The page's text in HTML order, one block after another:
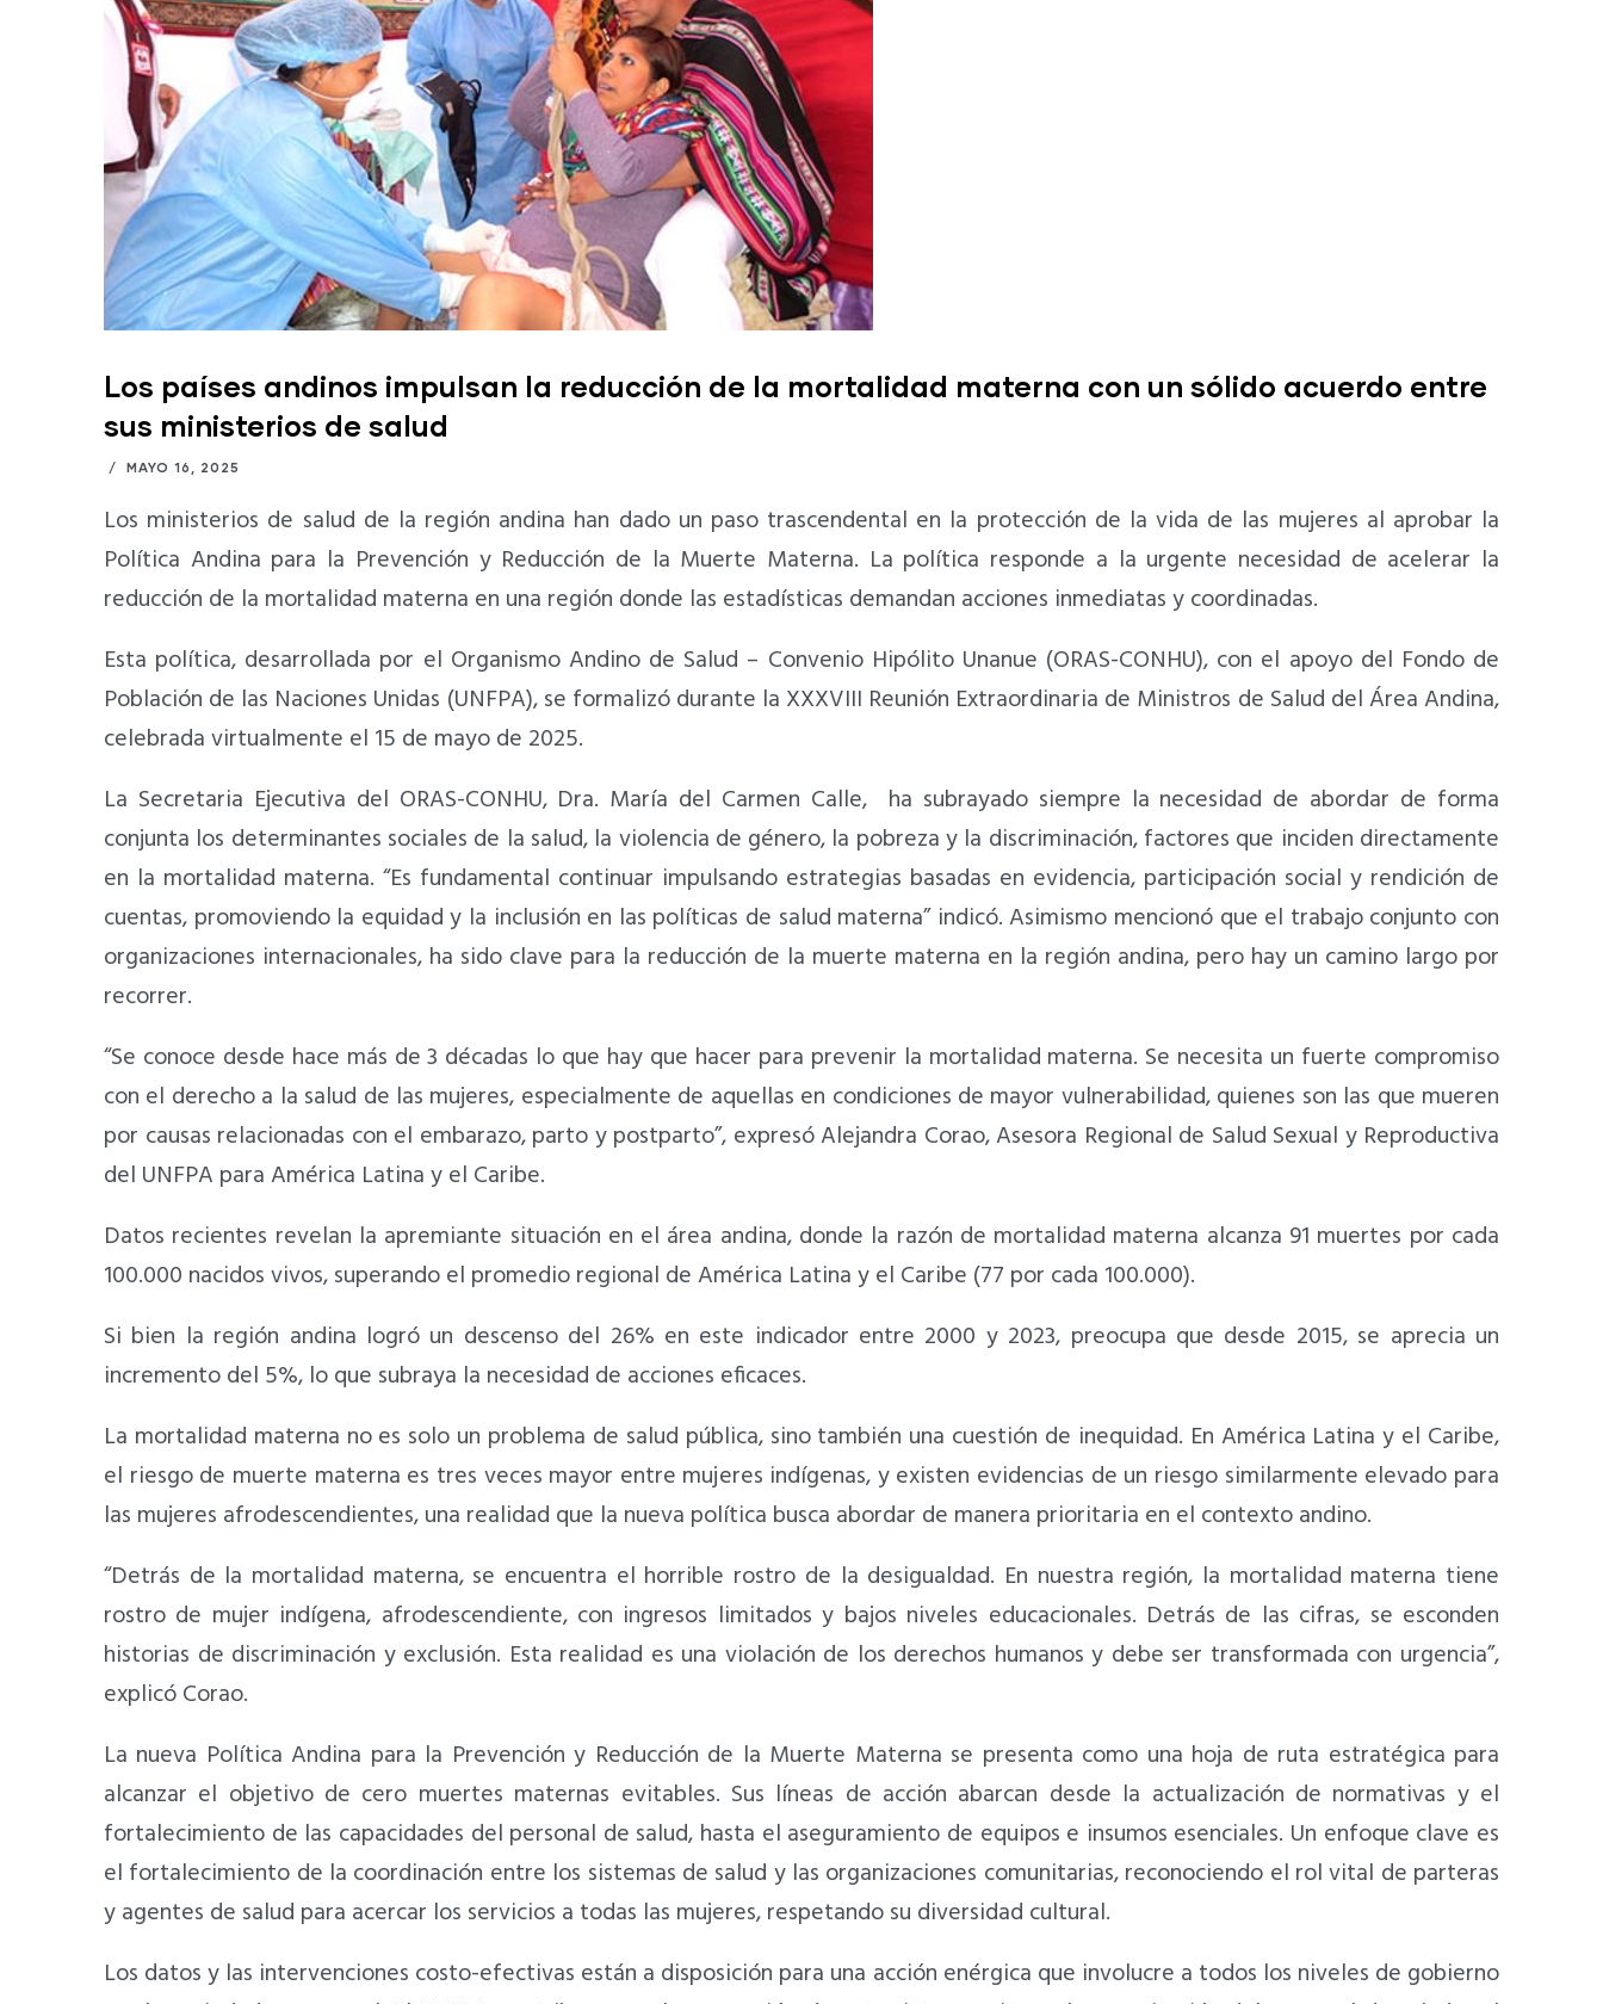
Los países andinos impulsan la reducción de la mortalidad materna con un sólido acuerdo entre
sus ministerios de salud
/ MAYO 16, 2025
Los ministerios de salud de la región andina han dado un paso trascendental en la protección de la vida de las mujeres al aprobar la
Política Andina para la Prevención y Reducción de la Muerte Materna. La política responde a la urgente necesidad de acelerar la
reducción de la mortalidad materna en una región donde las estadísticas demandan acciones inmediatas y coordinadas.
Esta política, desarrollada por el Organismo Andino de Salud – Convenio Hipólito Unanue (ORAS-CONHU), con el apoyo del Fondo de
Población de las Naciones Unidas (UNFPA), se formalizó durante la XXXVIII Reunión Extraordinaria de Ministros de Salud del Área Andina,
celebrada virtualmente el 15 de mayo de 2025.
La Secretaria Ejecutiva del ORAS-CONHU, Dra. María del Carmen Calle, ha subrayado siempre la necesidad de abordar de forma
conjunta los determinantes sociales de la salud, la violencia de género, la pobreza y la discriminación, factores que inciden directamente
en la mortalidad materna. “Es fundamental continuar impulsando estrategias basadas en evidencia, participación social y rendición de
cuentas, promoviendo la equidad y la inclusión en las políticas de salud materna” indicó. Asimismo mencionó que el trabajo conjunto con
organizaciones internacionales, ha sido clave para la reducción de la muerte materna en la región andina, pero hay un camino largo por
recorrer.
“Se conoce desde hace más de 3 décadas lo que hay que hacer para prevenir la mortalidad materna. Se necesita un fuerte compromiso
con el derecho a la salud de las mujeres, especialmente de aquellas en condiciones de mayor vulnerabilidad, quienes son las que mueren
por causas relacionadas con el embarazo, parto y postparto”, expresó Alejandra Corao, Asesora Regional de Salud Sexual y Reproductiva
del UNFPA para América Latina y el Caribe.
Datos recientes revelan la apremiante situación en el área andina, donde la razón de mortalidad materna alcanza 91 muertes por cada
100.000 nacidos vivos, superando el promedio regional de América Latina y el Caribe (77 por cada 100.000).
Si bien la región andina logró un descenso del 26% en este indicador entre 2000 y 2023, preocupa que desde 2015, se aprecia un
incremento del 5%, lo que subraya la necesidad de acciones eficaces.
La mortalidad materna no es solo un problema de salud pública, sino también una cuestión de inequidad. En América Latina y el Caribe,
el riesgo de muerte materna es tres veces mayor entre mujeres indígenas, y existen evidencias de un riesgo similarmente elevado para
las mujeres afrodescendientes, una realidad que la nueva política busca abordar de manera prioritaria en el contexto andino.
“Detrás de la mortalidad materna, se encuentra el horrible rostro de la desigualdad. En nuestra región, la mortalidad materna tiene
rostro de mujer indígena, afrodescendiente, con ingresos limitados y bajos niveles educacionales. Detrás de las cifras, se esconden
historias de discriminación y exclusión. Esta realidad es una violación de los derechos humanos y debe ser transformada con urgencia”,
explicó Corao.
La nueva Política Andina para la Prevención y Reducción de la Muerte Materna se presenta como una hoja de ruta estratégica para
alcanzar el objetivo de cero muertes maternas evitables. Sus líneas de acción abarcan desde la actualización de normativas y el
fortalecimiento de las capacidades del personal de salud, hasta el aseguramiento de equipos e insumos esenciales. Un enfoque clave es
el fortalecimiento de la coordinación entre los sistemas de salud y las organizaciones comunitarias, reconociendo el rol vital de parteras
y agentes de salud para acercar los servicios a todas las mujeres, respetando su diversidad cultural.
Los datos y las intervenciones costo-efectivas están a disposición para una acción enérgica que involucre a todos los niveles de gobierno